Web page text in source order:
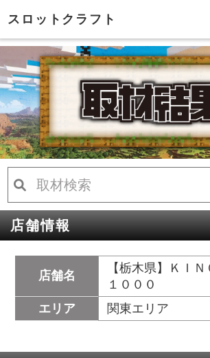
スロットクラフト
店舗情報
店舗名
【栃木県】ＫＩ
１０００
エリア
関東エリア